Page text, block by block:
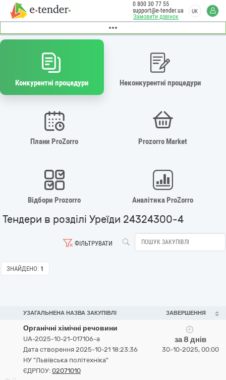
Замовити дзвінок
0 800 30 77 55
support@e-tender.ua
UK
Конкурентні процедури Неконкурентні процедури
Плани ProZorro Prozorro Market
Відбори Prozorro Аналітика ProZorro
Тендери в розділі Уреїди 24324300-4
ФІЛЬТРУВАТИ
ЗНАЙДЕНО: 1
УЗАГАЛЬНЕНА НАЗВА ЗАКУПІВЛІ ЗАВЕРШЕННЯ
Органічні хімічні речовини
UA-2025-10-21-017106-a
Дата створення 2025-10-21 18:23:36
НУ "Львівська політехніка"
ЄДРПОУ: 02071010
за 8 днів
30-10-2025, 00:00